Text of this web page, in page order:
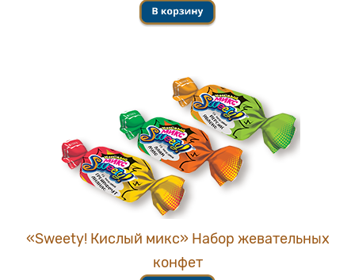
«Sweety! Кислый микс» Набор жевательных
конфет